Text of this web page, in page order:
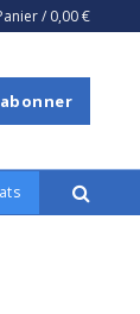
/ 0,00€